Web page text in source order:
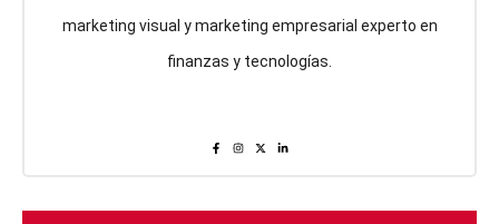
marketing visual y marketing empresarial experto en
finanzas y tecnologías.